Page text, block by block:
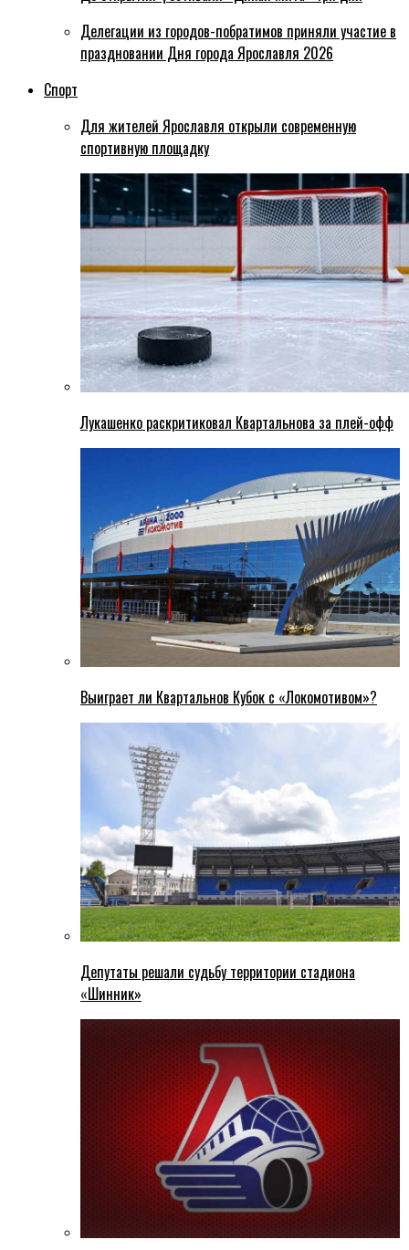
Делегации из городов-побратимов приняли участие в
праздновании Дня города Ярославля 2026
Спорт
Для жителей Ярославля открыли современную
спортивную площадку
Лукашенко раскритиковал Квартальнова за плей-офф
Выиграет ли Квартальнов Кубок с «Локомотивом»?
Депутаты решали судьбу территории стадиона
«Шинник»